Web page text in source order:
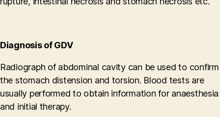
Diagnosis of GDV
Radiograph of abdominal cavity can be used to confirm
the stomach distension and torsion. Blood tests are
usually performed to obtain information for anaesthesia
and initial therapy.